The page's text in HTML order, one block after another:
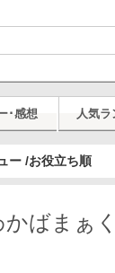
･感想 人気ラ
ー /お役立ち順
かばまぁ